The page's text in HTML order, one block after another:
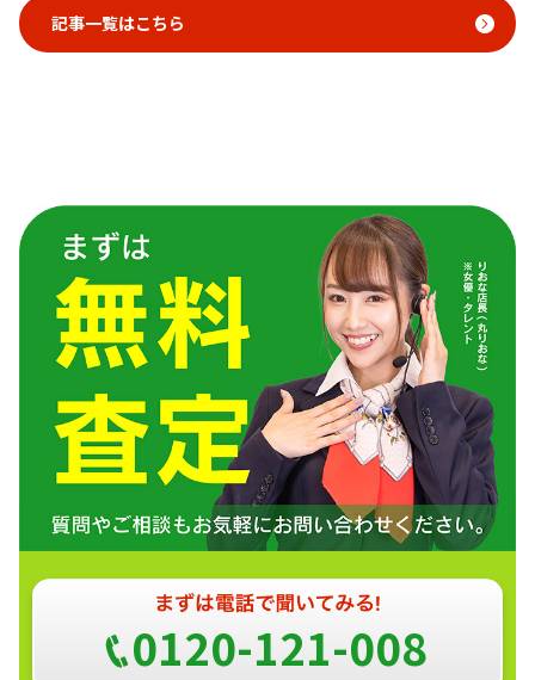
記事一覧はこちら
0120-121-008